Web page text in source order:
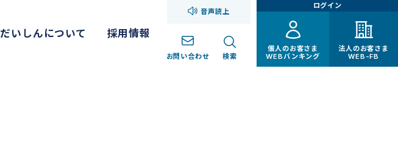
だいしんについて 採用情報
音声読上
お問い合わせ 検索
ログイン
個人のお客さま
WEBバンキング
法人のお客さま
WEB-FB